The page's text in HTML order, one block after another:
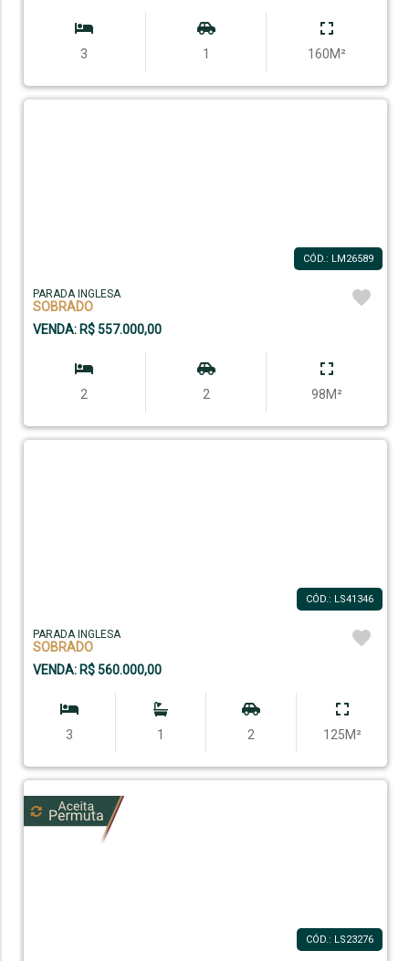
3 1 160M²
CÓD.: LM26589
PARADA INGLESA
SOBRADO
VENDA: R$ 557.000,00
2 2 98M²
CÓD.: LS41346
PARADA INGLESA
SOBRADO
VENDA: R$ 560.000,00
3 1 2 125M²
CÓD.: LS23276